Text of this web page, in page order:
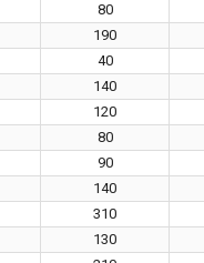
80
190
40
140
120
80
90
140
310
130